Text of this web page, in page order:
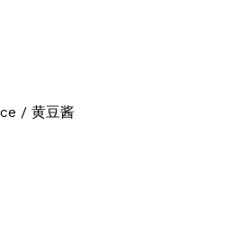
/ 黄豆酱